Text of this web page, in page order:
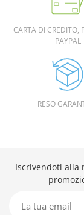
CARTA DI CREDITO,
PAYPAL
RESO
Iscrivendoti alla